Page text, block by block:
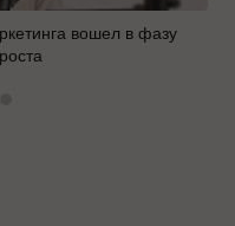
вошел в фазу